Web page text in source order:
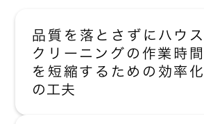
品質を落とさずにハウス
クリーニングの作業時間
を短縮するための効率化
の工夫